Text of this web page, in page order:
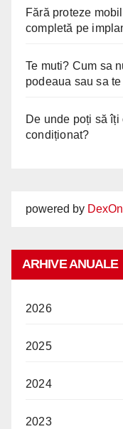
Fără proteze
completă pe
Te muti? Cum sa
podeaua sau sa
De unde poți să
condiționat?
powered by
ARHIVE ANUALE
2026
2025
2024
2023